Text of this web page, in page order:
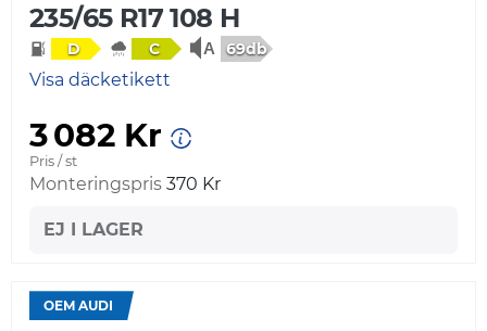
235/65 R17 108 H
D C 69db
Visa däcketikett
3 082 Kr
Pris / st
Monteringspris 370 Kr
EJ I LAGER
OEM AUDI